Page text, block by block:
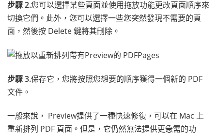
步驟 2.您可以選擇某些頁面並使用拖放功能更改頁面順序來
切換它們。此外，您可以選擇一些您突然發現不需要的頁
面，然後按 Delete 鍵將其刪除。
步驟 3.保存它，您將按照您想要的順序獲得一個新的 PDF
文件。
一般來說， Preview提供了一種快速修復，可以在 Mac 上
重新排列 PDF 頁面。但是，它仍然無法提供更急需的功